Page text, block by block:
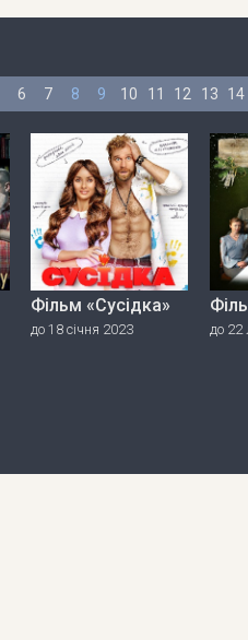
6 7 8 9 10 11 12 13 14
Фільм «Сусідка»
до 18 січня 2023 до 22